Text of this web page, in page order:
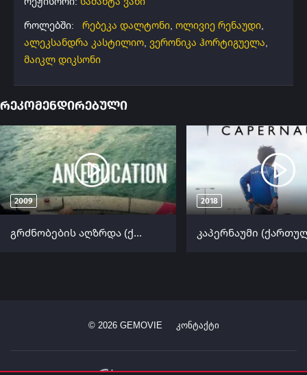
როლებში:
რებეკა დალტონი, ოლივიე რენაუდი,
ალეკსანდრა კასტილიო, ვერონიკა ჰორტიგუელა,
მაიკლ დიკსონი
რეკომენდირებული
2009
გრძნობების აღზრდა (ქართულად) / An Education ქართულად 2009
2018
© 2026GEMOVIE კონტაქტი